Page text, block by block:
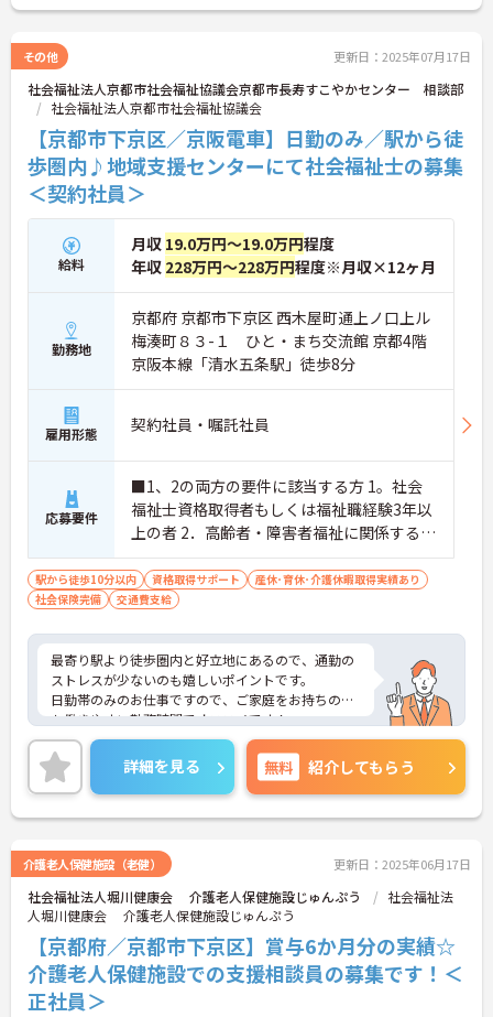
その他 更新日：2025年07月17日
社会福祉法人京都市社会福祉協議会京都市長寿すこやかセンター 相談部
社会福祉法人京都市社会福祉協議会
【京都市下京区／京阪電車】日勤のみ／駅から徒
歩圏内♪地域支援センターにて社会福祉士の募集
＜契約社員＞
給料
月収 19.0万円～19.0万円程度
年収 228万円～228万円程度※月収×12ヶ月
勤務地
京都府 京都市下京区 西木屋町通上ノ口上ル
梅湊町８３-１ ひと・まち交流館 京都4階
京阪本線「清水五条駅」徒歩8分
雇用形態 契約社員・嘱託社員
応募要件
■1、2の両方の要件に該当する方 1。社会
福祉士資格取得者もしくは福祉職経験3年以
上の者 2．高齢者・障害者福祉に関係する業
務経験を有する者
駅から徒歩10分以内 資格取得サポート
産休･育休･介護休暇取得実績あり
社会保険完備
交通費支給
最寄り駅より徒歩圏内と好立地にあるので、通勤の
ストレスが少ないのも嬉しいポイントです。
日勤帯のみのお仕事ですので、ご家庭をお持ちの方
も働きやすい勤務時間でオススメです！
ご興味がある方は是非一度マイナビまでお問合せ下
さい。更に詳細などお伝えします。
詳細を見る 無料 紹介してもらう
介護老人保健施設（老健） 更新日：2025年06月17日
社会福祉法人堀川健康会 介護老人保健施設じゅんぷう
社会福祉法
人堀川健康会 介護老人保健施設じゅんぷう
【京都府／京都市下京区】賞与6か月分の実績☆
介護老人保健施設での支援相談員の募集です！＜
正社員＞